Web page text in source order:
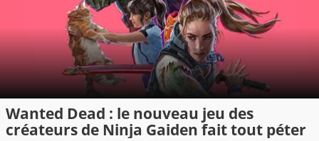
Wanted Dead : le nouveau jeu des
créateurs de Ninja Gaiden fait tout péter